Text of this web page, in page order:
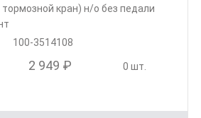
кран) н/о без педали
100-3514108
2 949 ₽ 0 шт.